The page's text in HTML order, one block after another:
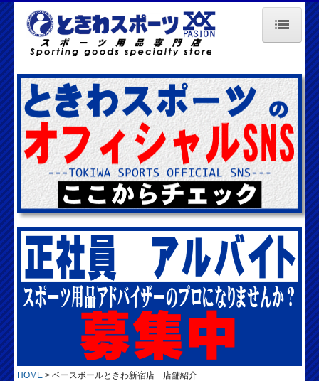
HOME
会社概要
店舗情報
採用情報
問い合わせ
HOME ベースボールときわ新宿店 店舗紹介